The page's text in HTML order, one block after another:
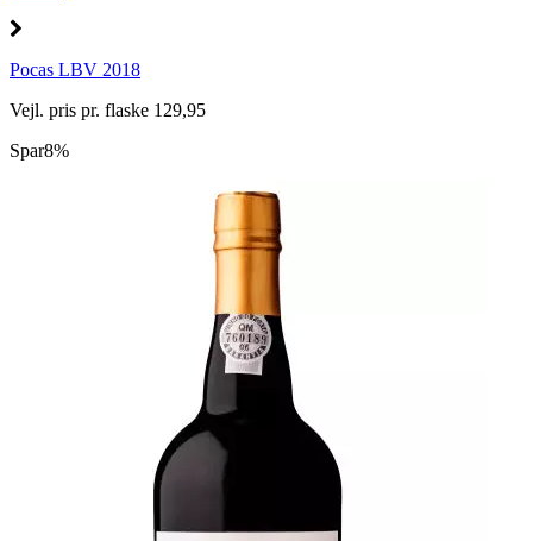
Pocas LBV 2018
Vejl. pris pr. flaske 129,95
Spar8%